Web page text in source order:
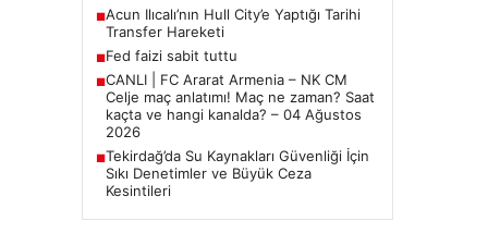
■Acun Ilıcalı’nın Hull City’e Yaptığı Tarihi
Transfer Hareketi
■Fed faizi sabit tuttu
■CANLI | FC Ararat Armenia – NK CM
Celje maç anlatımı! Maç ne zaman? Saat
kaçta ve hangi kanalda? – 04 Ağustos
2026
■Tekirdağ’da Su Kaynakları Güvenliği İçin
Sıkı Denetimler ve Büyük Ceza
Kesintileri